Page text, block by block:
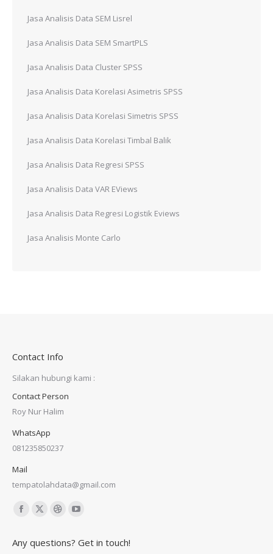
Jasa Analisis Data SEM Lisrel
Jasa Analisis Data SEM SmartPLS
Jasa Analisis Data Cluster SPSS
Jasa Analisis Data Korelasi Asimetris SPSS
Jasa Analisis Data Korelasi Simetris SPSS
Jasa Analisis Data Korelasi Timbal Balik
Jasa Analisis Data Regresi SPSS
Jasa Analisis Data VAR EViews
Jasa Analisis Data Regresi Logistik Eviews
Jasa Analisis Monte Carlo
Contact Info
Silakan hubungi kami :
Contact Person
Roy Nur Halim
WhatsApp
081235850237
Mail
tempatolahdata@gmail.com
Find us on:
Facebook
opens
X
opens
Dribbble
opensopens
Any questions? Get in touch!